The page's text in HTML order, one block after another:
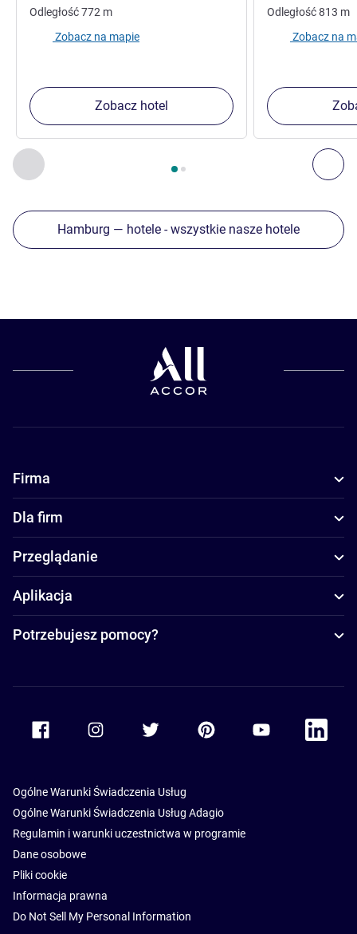
Poprzedni - Inne nasze placówki w pobliżu
Strona , Inne nasze placówki w pobliżu 1 :, Inne nasze
Odległość772 m
Zobacz na mapie
Zobacz hotel
Odległość813 m
Zobacz na
Hamburg — hotele - wszystkie nasze hotele
Firma
Dla firm
Przeglądanie
Aplikacja
Potrzebujesz pomocy?
Accor Facebook Accor TwitterAccor PinterestAccor Youtube
Accor
Ogólne Warunki Świadczenia Usług
Ogólne Warunki Świadczenia Usług Adagio
Regulamin i warunki uczestnictwa w programie
Dane osobowe
Pliki cookie
Informacja prawna
Do Not Sell My Personal Information